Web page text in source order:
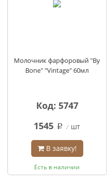
Молочник фарфоровый "By
Bone" "Vintage" 60мл
Код: 5747
1545 q шт
В заявку!
Есть в наличии